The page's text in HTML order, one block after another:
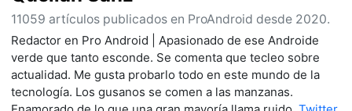
11059 artículos publicados en ProAndroid desde 2020.
Redactor en Pro Android | Apasionado de ese Androide
verde que tanto esconde. Se comenta que tecleo sobre
actualidad. Me gusta probarlo todo en este mundo de la
tecnología. Los gusanos se comen a las manzanas.